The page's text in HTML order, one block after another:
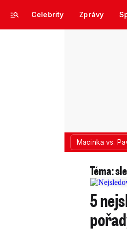
Celebrity Zprávy
Macinka vs.
Téma:
5